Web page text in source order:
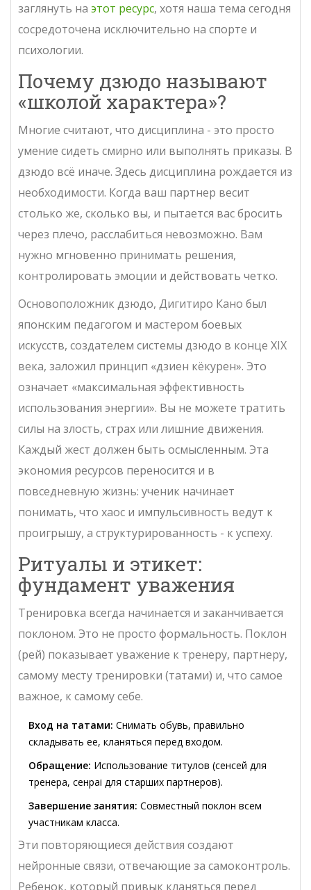
заглянуть на этот ресурс, хотя наша тема сегодня
сосредоточена исключительно на спорте и
психологии.
Почему дзюдо называют
«школой характера»?
Многие считают, что дисциплина - это просто
умение сидеть смирно или выполнять приказы. В
дзюдо всё иначе. Здесь дисциплина рождается из
необходимости. Когда ваш партнер весит
столько же, сколько вы, и пытается вас бросить
через плечо, расслабиться невозможно. Вам
нужно мгновенно принимать решения,
контролировать эмоции и действовать четко.
Основоположник дзюдо, Дигитиро Кано был
японским педагогом и мастером боевых
искусств, создателем системы дзюдо в конце XIX
века, заложил принцип «дзиен кёкурен». Это
означает «максимальная эффективность
использования энергии». Вы не можете тратить
силы на злость, страх или лишние движения.
Каждый жест должен быть осмысленным. Эта
экономия ресурсов переносится и в
повседневную жизнь: ученик начинает
понимать, что хаос и импульсивность ведут к
проигрышу, а структурированность - к успеху.
Ритуалы и этикет:
фундамент уважения
Тренировка всегда начинается и заканчивается
поклоном. Это не просто формальность. Поклон
(рей) показывает уважение к тренеру, партнеру,
самому месту тренировки (татами) и, что самое
важное, к самому себе.
Вход на татами: Снимать обувь, правильно
складывать ее, кланяться перед входом.
Обращение: Использование титулов (сенсей для
тренера, сенpai для старших партнеров).
Завершение занятия: Совместный поклон всем
участникам класса.
Эти повторяющиеся действия создают
нейронные связи, отвечающие за самоконтроль.
Ребенок, который привык кланяться перед